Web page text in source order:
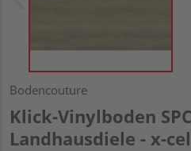
Bodencouture
Klick-Vinylboden
Landhausdiele - x-